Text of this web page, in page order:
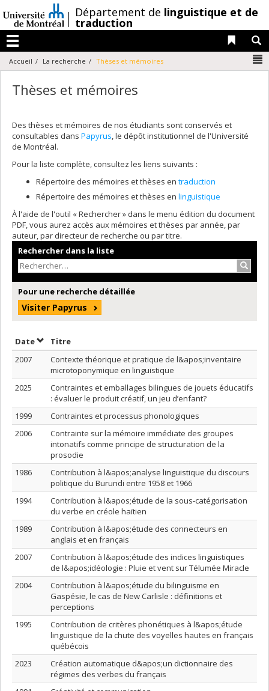
au
contenu
/Département de linguistique et de
traduction
Menu
Liens
Accueil La recherche Thèses et mémoires
Thèses et mémoires
Des thèses et mémoires de nos étudiants sont conservés et
consultables dans Papyrus, le dépôt institutionnel de l'Université
de Montréal.
Pour la liste complète, consultez les liens suivants :
Répertoire des mémoires et thèses en traduction
Répertoire des mémoires et thèses en linguistique
À l'aide de l'outil « Rechercher » dans le menu édition du document
PDF, vous aurez accès aux mémoires et thèses par année, par
auteur, par directeur de recherche ou par titre.
Rechercher dans la liste
Pour une recherche détaillée
Visiter Papyrus
DateTrier par date en ordre croissant
Titre
2007
Contexte théorique et pratique de l&apos;inventaire
microtoponymique en linguistique
2025
Contraintes et emballages bilingues de jouets éducatifs
: évaluer le produit créatif, un jeu d’enfant?
1999
Contraintes et processus phonologiques
2006
Contrainte sur la mémoire immédiate des groupes
intonatifs comme principe de structuration de la
prosodie
1986
Contribution à l&apos;analyse linguistique du discours
politique du Burundi entre 1958 et 1966
1994
Contribution à l&apos;étude de la sous-catégorisation
du verbe en créole haïtien
1989
Contribution à l&apos;étude des connecteurs en
anglais et en français
2007
Contribution à l&apos;étude des indices linguistiques
de l&apos;idéologie : Pluie et vent sur Télumée Miracle
2004
Contribution à l&apos;étude du bilinguisme en
Gaspésie, le cas de New Carlisle : définitions et
perceptions
1995
Contribution de critères phonétiques à l&apos;étude
linguistique de la chute des voyelles hautes en français
québécois
2023
Création automatique d&apos;un dictionnaire des
régimes des verbes du français